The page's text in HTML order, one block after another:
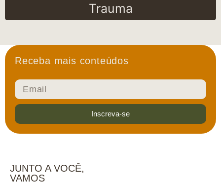
Trauma
Receba mais conteúdos
Inscreva-se
JUNTO A VOCÊ,
VAMOS